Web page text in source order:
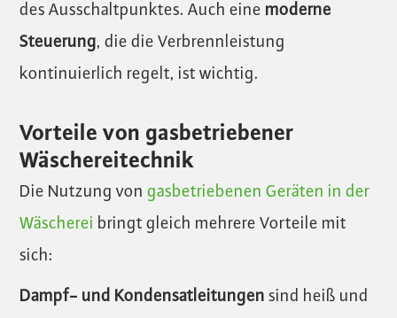
des Ausschaltpunktes. Auch eine moderne
Steuerung, die die Verbrennleistung
kontinuierlich regelt, ist wichtig.
Vorteile von gasbetriebener
Wäschereitechnik
Die Nutzung vongasbetriebenen Geräten in der
Wäscherei bringt gleich mehrere Vorteile mit
sich:
Dampf- und Kondensatleitungen sind heiß und